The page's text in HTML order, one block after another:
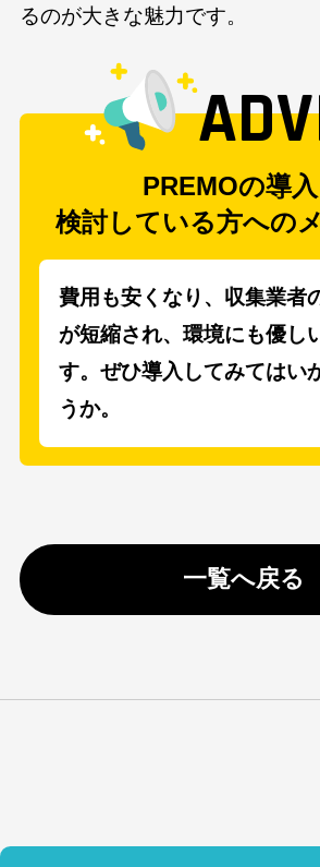
るのが大きな魅力です。
PREMOの導
検討している方への
費用も安くなり、収集業者
が短縮され、環境にも優し
す。ぜひ導入してみてはい
うか。
一覧へ戻る